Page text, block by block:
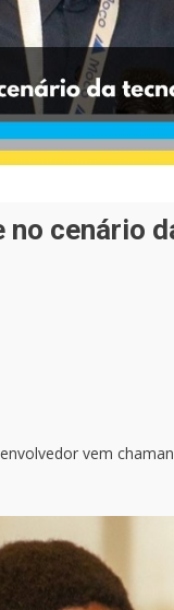
cenário
vem